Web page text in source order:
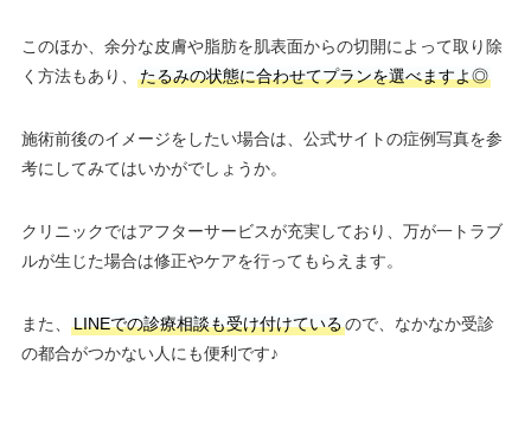
このほか、余分な皮膚や脂肪を肌表面からの切開によって取り除
く方法もあり、
たるみの状態に合わせてプランを選べますよ◎
施術前後のイメージをしたい場合は、公式サイトの症例写真を参
考にしてみてはいかがでしょうか。
クリニックではアフターサービスが充実しており、万が一トラブ
ルが生じた場合は修正やケアを行ってもらえます。
また、 LINEでの診療相談も受け付けているので、なかなか受診
の都合がつかない人にも便利です♪